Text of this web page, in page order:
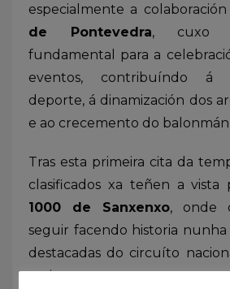
especialmente a colaboración
de Pontevedra, cuxo
fundamental para a
eventos, contribuíndo á
deporte, á dinamización dos
e ao crecemento do balonmán
Tras esta primeira cita da
clasificados xa teñen a vista
1000 de Sanxenxo, onde
seguir facendo historia nunha
destacadas do circuíto
praia.